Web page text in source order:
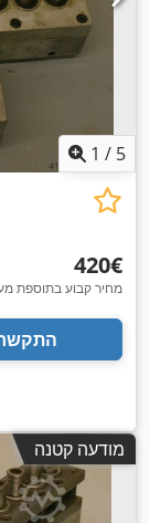
1 / 5
‏420 ‏€
מחיר קבוע בתוספת
מודעה קטנה